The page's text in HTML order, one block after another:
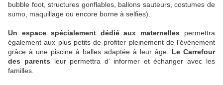
bubble foot, structures gonflables, ballons sauteurs,costumes de
sumo, maquillage ou encore borne à selfies).
Un espace spécialement dédié aux maternelles permettra
également aux plus petits de profiter pleinement de l’événement
grâce à une piscine à balles adaptée à leur âge. Le Carrefour
des parents leur permettra d’ informer et échanger avec les
familles.